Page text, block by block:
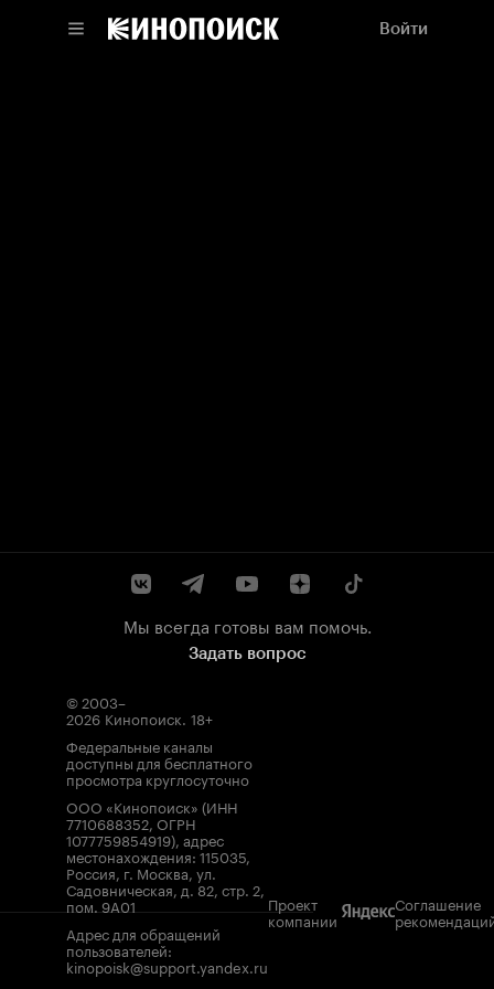
Войти
Мы всегда готовы вам помочь.
Задать вопрос
© 2003–
2026 Кинопоиск. 18+
Федеральные каналы
доступны для бесплатного
просмотра круглосуточно
ООО «Кинопоиск» (ИНН
7710688352, ОГРН
1077759854919), адрес
местонахождения: 115035,
Россия, г. Москва, ул.
Садовническая, д. 82, стр. 2,
пом. 9А01
Адрес для обращений
пользователей:
kinopoisk@support.yandex.ru
Проект
компании
Соглашение